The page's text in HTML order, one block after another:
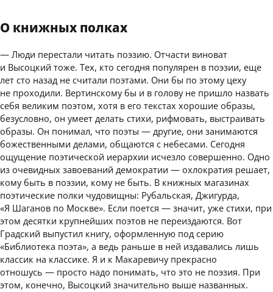
О книжных полках
— Люди перестали читать поэзию. Отчасти виноват
и Высоцкий тоже. Тех, кто сегодня популярен в поэзии, еще
лет сто назад не считали поэтами. Они бы по этому цеху
не проходили. Вертинскому бы и в голову не пришло назвать
себя великим поэтом, хотя в его текстах хорошие образы,
безусловно, он умеет делать стихи, рифмовать, выстраивать
образы. Он понимал, что поэты — другие, они занимаются
божественными делами, общаются с небесами. Сегодня
ощущение поэтической иерархии исчезло совершенно. Одно
из очевидных завоеваний демократии — охлократия решает,
кому быть в поэзии, кому не быть. В книжных магазинах
поэтические полки чудовищны: Рубальская, Джигурда,
«Я Шаганов по Москве». Если поется — значит, уже стихи, при
этом десятки крупнейших поэтов не переиздаются. Вот
Градский выпустил книгу, оформленную под серию
«Библиотека поэта», а ведь раньше в ней издавались лишь
классик на классике. Я и к Макаревичу прекрасно
отношусь — просто надо понимать, что это не поэзия. При
этом, конечно, Высоцкий значительно выше названных.